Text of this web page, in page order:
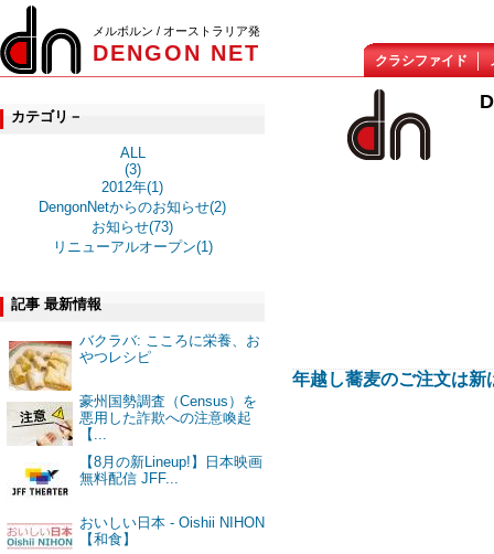
メルボルン / オーストラリア発
DENGON NET クラシファイド
カテゴリ－
ALL
(3)
2012年(1)
DengonNetからのお知らせ(2)
お知らせ(73)
リニューアルオープン(1)
記事 最新情報
バクラバ: こころに栄養、お
やつレシピ
豪州国勢調査（Census）を
悪用した詐欺への注意喚起
【...
【8月の新Lineup!】日本映画
無料配信 JFF...
おいしい日本 - Oishii NIHON
【和食】
年越し蕎麦のご注文は新